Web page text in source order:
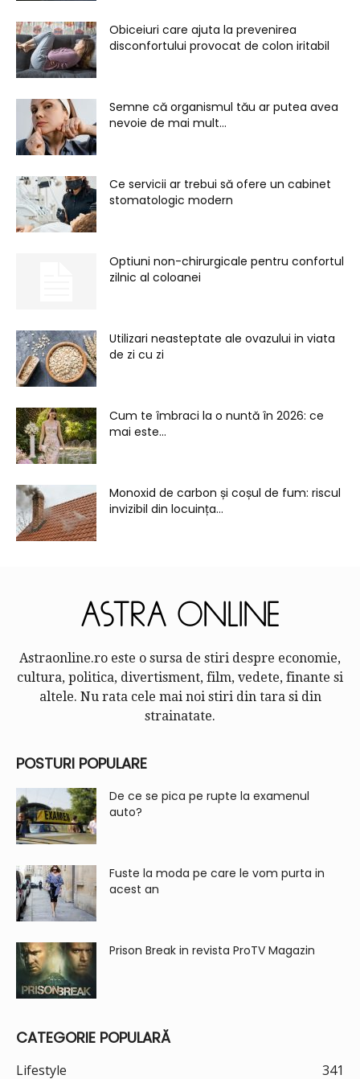
Obiceiuri care ajuta la prevenirea
disconfortului provocat de colon iritabil
Semne că organismul tău ar putea avea
nevoie de mai mult...
Ce servicii ar trebui să ofere un cabinet
stomatologic modern
Optiuni non-chirurgicale pentru confortul
zilnic al coloanei
Utilizari neasteptate ale ovazului in viata
de zi cu zi
Cum te îmbraci la o nuntă în 2026: ce
mai este...
Monoxid de carbon și coșul de fum: riscul
invizibil din locuința...
Astraonline.ro este o sursa de stiri despre economie,
cultura, politica, divertisment, film, vedete, finante si
altele. Nu rata cele mai noi stiri din tara si din
strainatate.
POSTURI POPULARE
De ce se pica pe rupte la examenul
auto?
Fuste la moda pe care le vom purta in
acest an
Prison Break in revista ProTV Magazin
CATEGORIE POPULARĂ
Lifestyle 341